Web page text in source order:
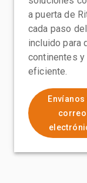
a puerta de
cada paso
incluido para
continentes
eficiente.
Envíanos
correo